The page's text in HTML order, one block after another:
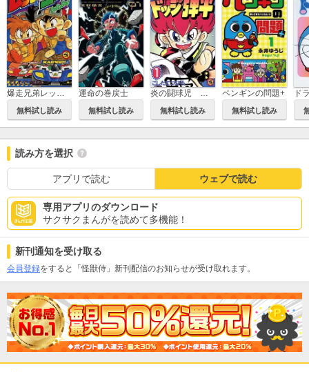
爆走兄弟レッツ＆ゴー!!
無料試し読み
運命の巻戻士
無料試し読み
炎の闘球児 ドッジ弾平
無料試し読み
ペンギンの問題+
無料試し読み
ド
読み方を選択
アプリで読む ウェブで読む
専用アプリのダウンロード
サクサクまんがを読めて多機能！
新刊通知を受け取る
会員登録をすると「怪獣侍」新刊配信のお知らせが受け取れます。